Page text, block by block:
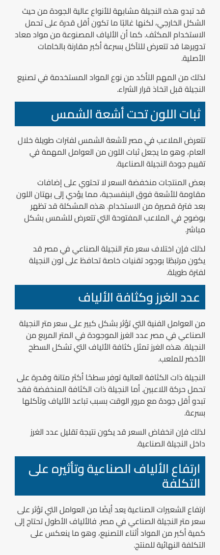
قد تبدو هذه النجيلة مشابهة للأنواع عالية الجودة من حيث
الشكل الخارجي، لكنها غالبًا ما تكون أقل قدرة على تحمل
الاستخدام المكثف. كما أن الألياف المصنوعة من مواد معاد
تدويرها قد تتعرض للتآكل بسرعة أكبر مقارنة بالخامات
الأصلية.
لذلك من المهم التأكد من نوع المواد المستخدمة في تصنيع
النجيلة قبل اتخاذ قرار الشراء.
ثبات اللون تحت أشعة الشمس
تتعرض الملاعب في مصر لأشعة الشمس لفترات طويلة خلال
العام، وهو ما يجعل ثبات اللون من العوامل المهمة في
تقييم جودة النجيلة الصناعية.
بعض المنتجات منخفضة السعر لا تحتوي على إضافات
مقاومة للأشعة فوق البنفسجية، مما يؤدي إلى بهتان اللون
بعد فترة قصيرة من الاستخدام. هذه المشكلة قد تظهر
بوضوح في الملاعب المفتوحة التي تتعرض للشمس بشكل
مباشر.
لذلك فإن اختلاف سعر متر النجيلة الصناعي في مصر قد
يكون مرتبطًا بوجود تقنيات خاصة تحافظ على لون النجيلة
لفترة طويلة.
عدد الغرز وكثافة الألياف
من العوامل الفنية التي تؤثر بشكل كبير على سعر متر النجيلة
الصناعي في مصر عدد الغرز الموجودة في المتر المربع من
النجيلة. هذه الغرز تمثل كثافة الألياف التي تشكل السطح
الأخضر للملعب.
النجيلة ذات الكثافة العالية توفر سطحًا أكثر متانة وقدرة على
تحمل حركة اللاعبين. أما النجيلة ذات الكثافة المنخفضة فقد
تبدو أقل جودة مع مرور الوقت بسبب تباعد الألياف وتآكلها
بسرعة.
لذلك فإن انخفاض السعر قد يكون نتيجة تقليل عدد الغرز
داخل النجيلة الصناعية.
ارتفاع الألياف الصناعية وتأثيره على
التكلفة
ارتفاع الشعيرات الصناعية يعد أيضًا من العوامل التي تؤثر على
سعر متر النجيلة الصناعي في مصر. فالألياف الأطول تحتاج إلى
كمية أكبر من المواد أثناء التصنيع، وهو ما ينعكس على
التكلفة النهائية للمنتج.